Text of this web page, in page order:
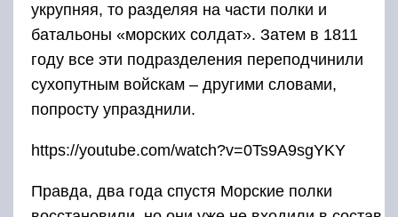
укрупняя, то разделяя на части полки и
батальоны «морских солдат». Затем в 1811
году все эти подразделения переподчинили
сухопутным войскам – другими словами,
попросту упразднили.
https://youtube.com/watch?v=0Ts9A9sgYKY
Правда, два года спустя Морские полки